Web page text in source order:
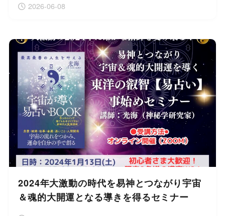
2026-06-08
2024年大激動の時代を易神とつながり宇宙
＆魂的大開運となる導きを得るセミナー